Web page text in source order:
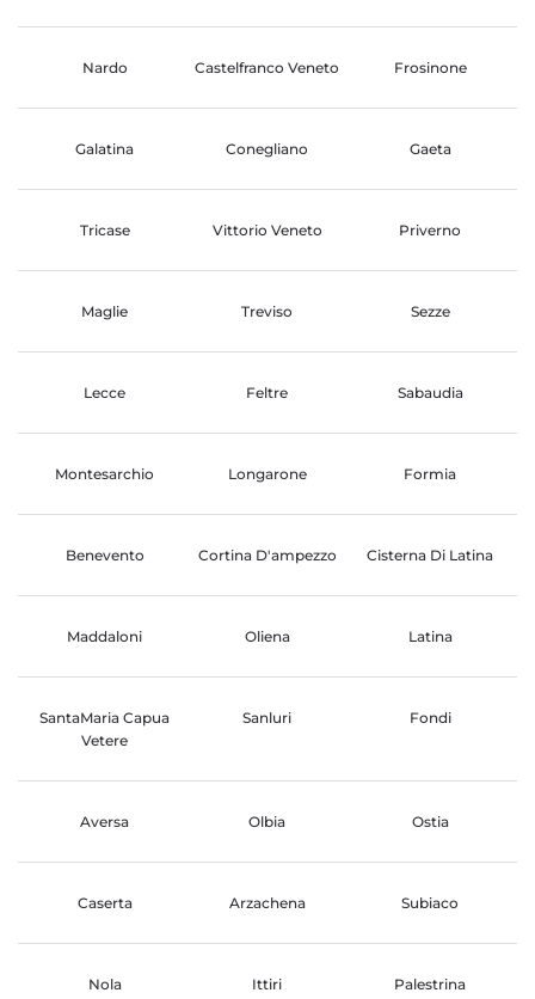
Nardo Castelfranco Veneto Frosinone
Galatina Conegliano Gaeta
Tricase Vittorio Veneto Priverno
Maglie Treviso Sezze
Lecce Feltre Sabaudia
Montesarchio Longarone Formia
Benevento Cortina D'ampezzo Cisterna Di Latina
Maddaloni Oliena Latina
SantaMaria Capua
Vetere
Sanluri Fondi
Aversa Olbia Ostia
Caserta Arzachena Subiaco
Nola Ittiri Palestrina